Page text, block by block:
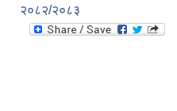
२०८२/२०८३